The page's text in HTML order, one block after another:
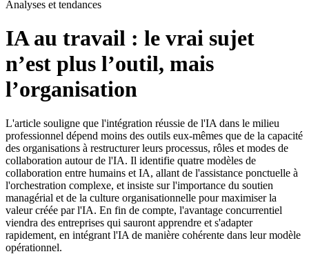
Analyses et tendances
IA au travail : le vrai sujet
n’est plus l’outil, mais
l’organisation
L'article souligne que l'intégration réussie de l'IA dans le milieu
professionnel dépend moins des outils eux-mêmes que de la capacité
des organisations à restructurer leurs processus, rôles et modes de
collaboration autour de l'IA. Il identifie quatre modèles de
collaboration entre humains et IA, allant de l'assistance ponctuelle à
l'orchestration complexe, et insiste sur l'importance du soutien
managérial et de la culture organisationnelle pour maximiser la
valeur créée par l'IA. En fin de compte, l'avantage concurrentiel
viendra des entreprises qui sauront apprendre et s'adapter
rapidement, en intégrant l'IA de manière cohérente dans leur modèle
opérationnel.